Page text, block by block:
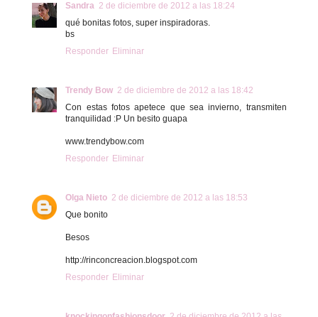
Sandra 2 de diciembre de 2012 a las 18:24
qué bonitas fotos, super inspiradoras.
bs
Responder Eliminar
Trendy Bow 2 de diciembre de 2012 a las 18:42
Con estas fotos apetece que sea invierno, transmiten
tranquilidad :P Un besito guapa
www.trendybow.com
Responder Eliminar
Olga Nieto 2 de diciembre de 2012 a las 18:53
Que bonito
Besos
http://rinconcreacion.blogspot.com
Responder Eliminar